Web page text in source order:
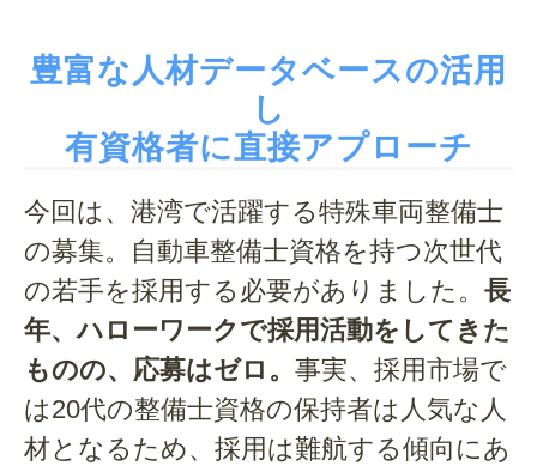
豊富な人材データベースの活用
し
有資格者に直接アプローチ
今回は、港湾で活躍する特殊車両整備士
の募集。自動車整備士資格を持つ次世代
の若手を採用する必要がありました。 長
年、ハローワークで採用活動をしてきた
ものの、応募はゼロ。 事実、採用市場で
は20代の整備士資格の保持者は人気な人
材となるため、採用は難航する傾向にあ